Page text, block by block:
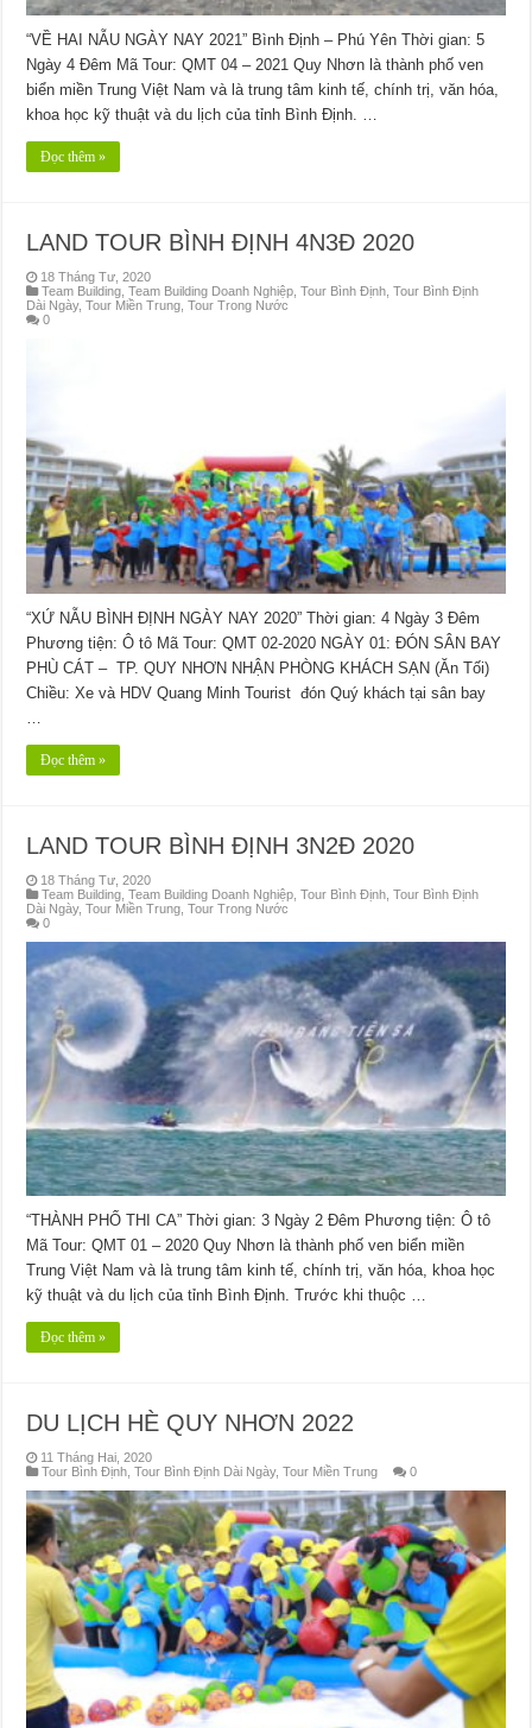
“VỀ HAI NẪU NGÀY NAY 2021” Bình Định – Phú Yên Thời gian: 5
Ngày 4 Đêm Mã Tour: QMT 04 – 2021 Quy Nhơn là thành phố ven
biển miền Trung Việt Nam và là trung tâm kinh tế, chính trị, văn hóa,
khoa học kỹ thuật và du lịch của tỉnh Bình Định. …
Đọc thêm »
LAND TOUR BÌNH ĐỊNH 4N3Đ 2020
18 Tháng Tư, 2020
Team Building ,Team Building Doanh Nghiệp ,Tour Bình Định ,Tour Bình Định
Dài Ngày,Tour Miền Trung ,Tour Trong Nước
0
“XỨ NẪU BÌNH ĐỊNH NGÀY NAY 2020” Thời gian: 4 Ngày 3 Đêm
Phương tiện: Ô tô Mã Tour: QMT 02-2020 NGÀY 01: ĐÓN SÂN BAY
PHÙ CÁT – TP. QUY NHƠN NHẬN PHÒNG KHÁCH SẠN (Ăn Tối)
Chiều: Xe và HDV Quang Minh Tourist đón Quý khách tại sân bay
Đọc thêm »
LAND TOUR BÌNH ĐỊNH 3N2Đ 2020
18 Tháng Tư, 2020
Team Building ,Team Building Doanh Nghiệp ,Tour Bình Định ,Tour Bình Định
Dài Ngày,Tour Miền Trung ,Tour Trong Nước
0
“THÀNH PHỐ THI CA” Thời gian: 3 Ngày 2 Đêm Phương tiện: Ô tô
Mã Tour: QMT 01 – 2020 Quy Nhơn là thành phố ven biển miền
Trung Việt Nam và là trung tâm kinh tế, chính trị, văn hóa, khoa học
kỹ thuật và du lịch của tỉnh Bình Định. Trước khi thuộc …
Đọc thêm »
DU LỊCH HÈ QUY NHƠN 2022
11 Tháng Hai, 2020
Tour Bình Định,Tour Bình Định Dài Ngày,Tour Miền Trung 0